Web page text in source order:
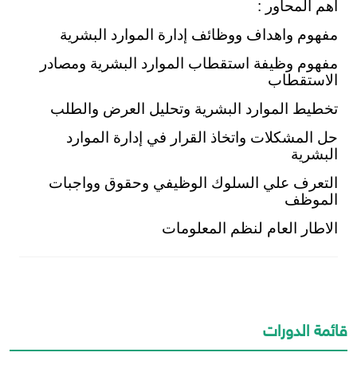
اهم المحاور :
مفهوم واهداف ووظائف إدارة الموارد البشرية
مفهوم وظيفة استقطاب الموارد البشرية ومصادر
الاستقطاب
تخطيط الموارد البشرية وتحليل العرض والطلب
حل المشكلات واتخاذ القرار في إدارة الموارد
البشرية
التعرف علي السلوك الوظيفي وحقوق وواجبات
الموظف
الاطار العام لنظم المعلومات
قائمة الدورات